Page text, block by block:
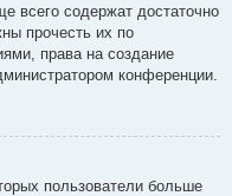
всего содержат достаточно
прочесть их по
права на создание
конференции.
пользователи больше